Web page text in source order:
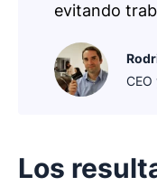
evitando
Los